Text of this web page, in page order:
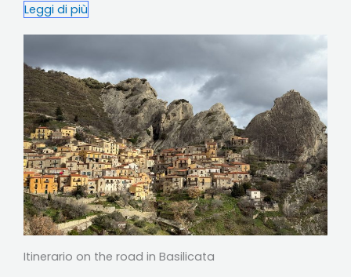
Leggi di più
Itinerario on the road in Basilicata